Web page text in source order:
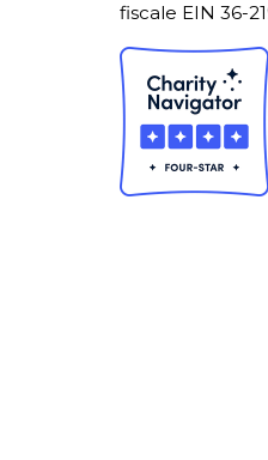
fiscale EIN 36-